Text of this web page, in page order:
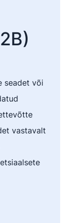
seadet või
vastavalt